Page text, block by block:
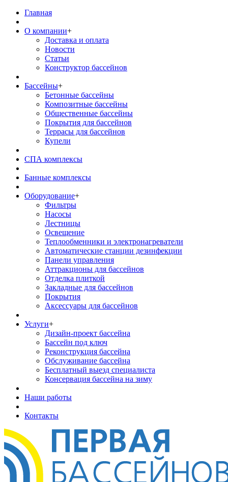
Главная
О компании+
Доставка и оплата
Новости
Статьи
Конструктор бассейнов
Бассейны+
Бетонные бассейны
Композитные бассейны
Общественные бассейны
Покрытия для бассейнов
Террасы для бассейнов
Купели
СПА комплексы
Банные комплексы
Оборудование+
Фильтры
Насосы
Лестницы
Освещение
Теплообменники и электронагреватели
Автоматические станции дезинфекции
Панели управления
Аттракционы для бассейнов
Отделка плиткой
Закладные для бассейнов
Покрытия
Аксессуары для бассейнов
Услуги+
Дизайн-проект бассейна
Бассейн под ключ
Реконструкция бассейна
Обслуживание бассейна
Бесплатный выезд специалиста
Консервация бассейна на зиму
Наши работы
Контакты